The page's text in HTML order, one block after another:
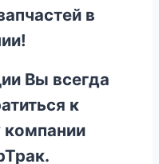
в
Вы всегда
к
компании